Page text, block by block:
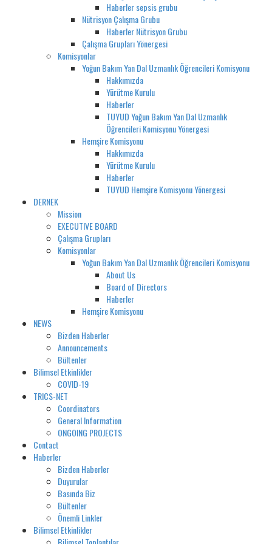
Haberler sepsis grubu
Nütrisyon Çalışma Grubu
Haberler Nütrisyon Grubu
Çalışma Grupları Yönergesi
Komisyonlar
Yoğun Bakım Yan Dal Uzmanlık Öğrencileri Komisyonu
Hakkımızda
Yürütme Kurulu
Haberler
TUYUD Yoğun Bakım Yan Dal Uzmanlık
Öğrencileri Komisyonu Yönergesi
Hemşire Komisyonu
Hakkımızda
Yürütme Kurulu
Haberler
TUYUD Hemşire Komisyonu Yönergesi
DERNEK
Mission
EXECUTIVE BOARD
Çalışma Grupları
Komisyonlar
Yoğun Bakım Yan Dal Uzmanlık Öğrencileri Komisyonu
About Us
Board of Directors
Haberler
Hemşire Komisyonu
NEWS
Bizden Haberler
Announcements
Bültenler
Bilimsel Etkinlikler
COVID-19
TRICS-NET
Coordinators
General Information
ONGOING PROJECTS
Contact
Haberler
Bizden Haberler
Duyurular
Basında Biz
Bültenler
Önemli Linkler
Bilimsel Etkinlikler